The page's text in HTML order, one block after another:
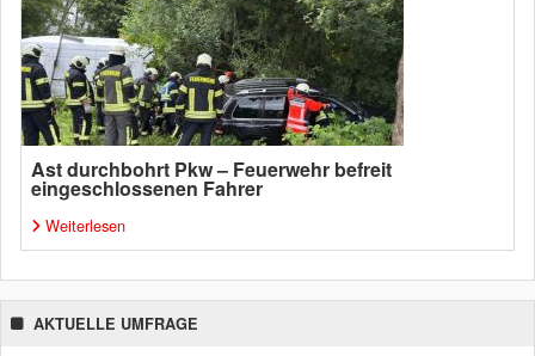
Ast durchbohrt Pkw – Feuerwehr befreit
eingeschlossenen Fahrer
Weiterlesen
AKTUELLE UMFRAGE